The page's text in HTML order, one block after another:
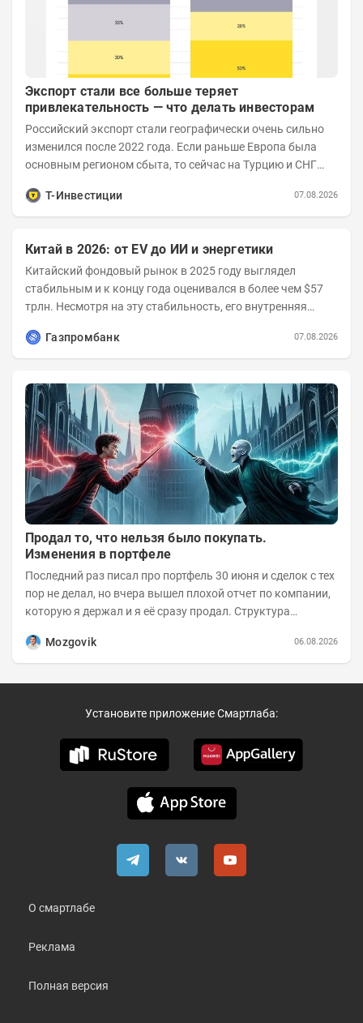
Экспорт стали все больше теряет
привлекательность — что делать инвесторам
Российский экспорт стали географически очень сильно
изменился после 2022 года. Если раньше Европа была
основным регионом сбыта, то сейчас на Турцию и СНГ
Т-Инвестиции
07.08.2026
Китай в 2026: от EV до ИИ и энергетики
Китайский фондовый рынок в 2025 году выглядел
стабильным и к концу года оценивался в более чем $57
трлн. Несмотря на эту стабильность, его внутренняя
Газпромбанк
07.08.2026
Продал то, что нельзя было покупать.
Изменения в портфеле
Последний раз писал про портфель 30 июня и сделок с тех
пор не делал, но вчера вышел плохой отчет по компании,
которую я держал и я её сразу продал. Структура
Mozgovik
06.08.2026
Установите приложение Смартлаба:
О смартлабе
Реклама
Полная версия